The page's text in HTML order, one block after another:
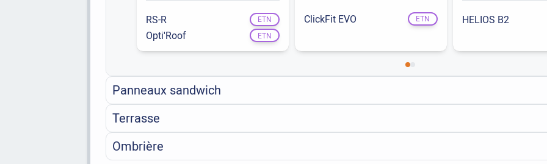
RS-R ETN
Opti'Roof ETN
ClickFit EVO ETN HELIOS B2
Panneaux sandwich
Terrasse
Ombrière